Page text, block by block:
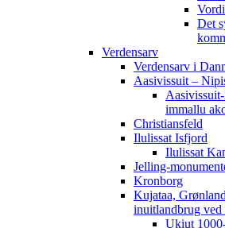
Det
Verdensarv
Verdensarv i
Aasivissuit –
immallu
Christiansfeld
Ilulissat Isfjord
Ilulissat
Jelling-
Kronborg
Kujataa,
inuitlandbrug ved
Ukiut